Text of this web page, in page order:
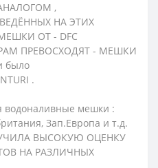
,
НА ЭТИХ
ОТ - DFC
ПРЕВОСХОДЯТ - МЕШКИ
было
.
водоналивные мешки :
Зап.Европа и т.д.
ВЫСОКУЮ ОЦЕНКУ
НА РАЗЛИЧНЫХ